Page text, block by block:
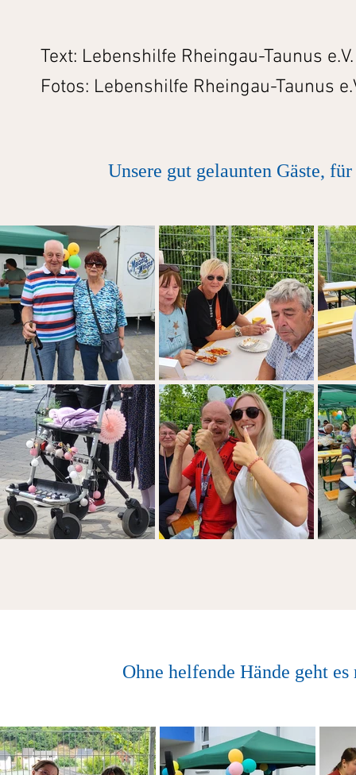
Text: Lebenshilfe Rheingau-Taunus e.V.
Fotos: Lebenshilfe Rheingau-Taunus
Unsere gut gelaunten Gäste,
Ohne helfende Hände geht